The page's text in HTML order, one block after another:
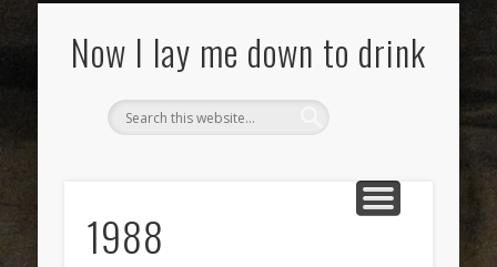
Now I lay me down to drink
1988